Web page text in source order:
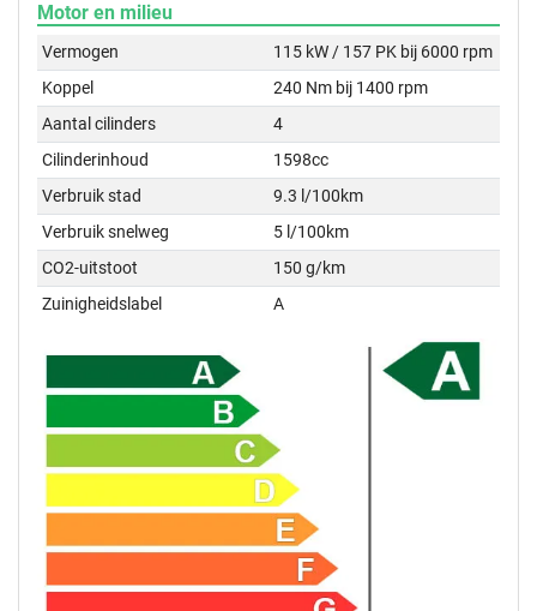
Motor en milieu
Vermogen
115 kW / 157 PK bij 6000 rpm
Koppel
240 Nm bij 1400 rpm
Aantal cilinders
4
Cilinderinhoud
1598cc
Verbruik stad
9.3 l/100km
Verbruik snelweg
5 l/100km
CO2-uitstoot
150 g/km
Zuinigheidslabel
A